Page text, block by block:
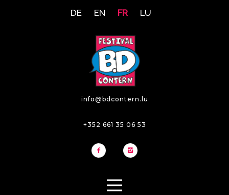
DE EN FR LU
info@bdcontern.lu
+352 661 35 06 53